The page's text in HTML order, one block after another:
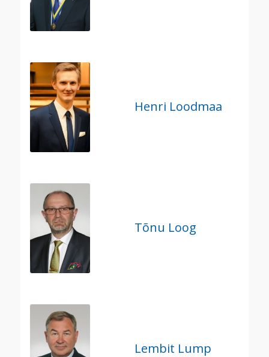
Henri Loodmaa
Tõnu Loog
Lembit Lump